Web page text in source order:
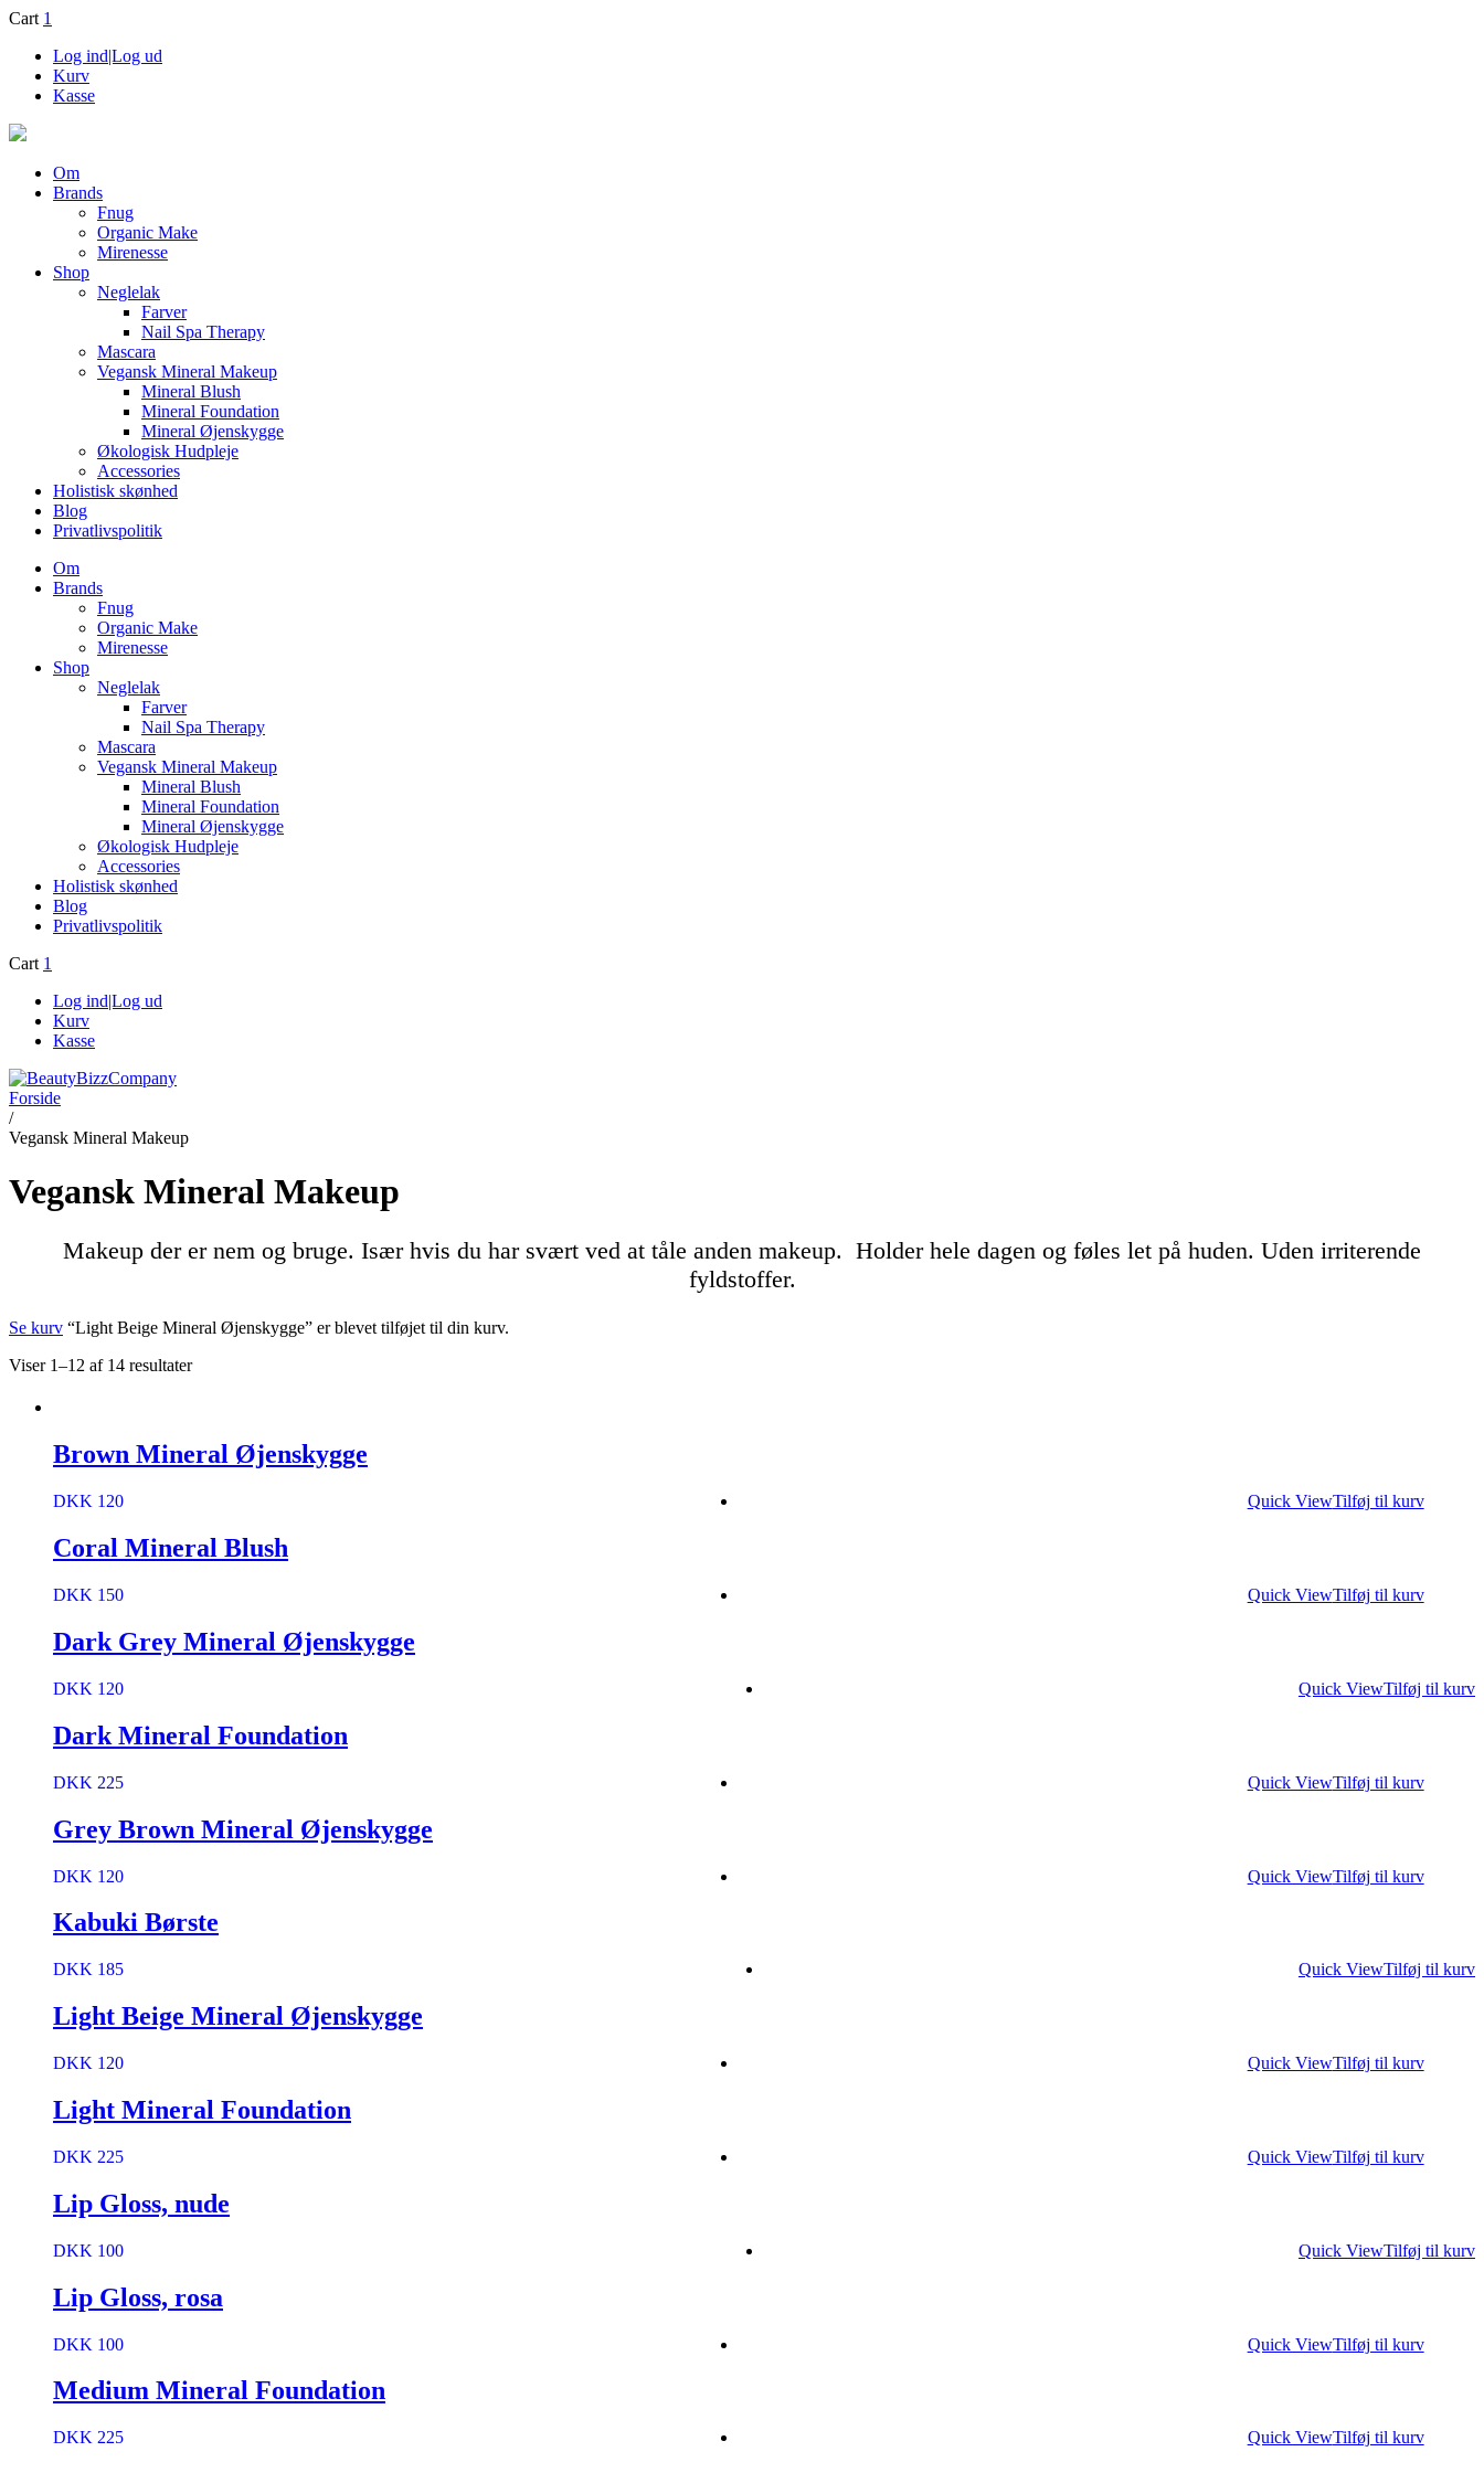
Cart 1
Log ind|Log ud
Kurv
Kasse
Om
Brands
Fnug
Organic Make
Mirenesse
Shop
Neglelak
Farver
Nail Spa Therapy
Mascara
Vegansk Mineral Makeup
Mineral Blush
Mineral Foundation
Mineral Øjenskygge
Økologisk Hudpleje
Accessories
Holistisk skønhed
Blog
Privatlivspolitik
Om
Brands
Fnug
Organic Make
Mirenesse
Shop
Neglelak
Farver
Nail Spa Therapy
Mascara
Vegansk Mineral Makeup
Mineral Blush
Mineral Foundation
Mineral Øjenskygge
Økologisk Hudpleje
Accessories
Holistisk skønhed
Blog
Privatlivspolitik
Cart 1
Log ind|Log ud
Kurv
Kasse
Forside
/
Vegansk Mineral Makeup
Vegansk Mineral Makeup
Makeup der er nem og bruge. Især hvis du har svært ved at tåle anden makeup. Holder hele dagen og føles let på huden. Uden irriterende
fyldstoffer.
Se kurv “Light Beige Mineral Øjenskygge” er blevet tilføjet til din kurv.
Viser 1–12 af 14 resultater
Brown Mineral Øjenskygge
DKK 120 Tilføj til kurv
Quick View
Coral Mineral Blush
DKK 150 Tilføj til kurv
Quick View
Dark Grey Mineral Øjenskygge
DKK 120 Tilføj til kurv
Quick View
Dark Mineral Foundation
DKK 225 Tilføj til kurv
Quick View
Grey Brown Mineral Øjenskygge
DKK 120 Tilføj til kurv
Quick View
Kabuki Børste
DKK 185 Tilføj til kurv
Quick View
Light Beige Mineral Øjenskygge
DKK 120 Tilføj til kurv
Quick View
Light Mineral Foundation
DKK 225 Tilføj til kurv
Quick View
Lip Gloss, nude
DKK 100 Tilføj til kurv
Quick View
Lip Gloss, rosa
DKK 100 Tilføj til kurv
Quick View
Medium Mineral Foundation
DKK 225 Tilføj til kurv
Quick View